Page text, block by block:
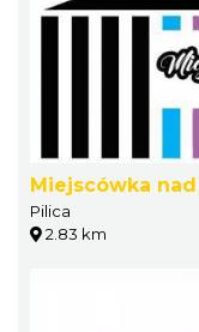
Miejscówka
Pilica
2.83 km